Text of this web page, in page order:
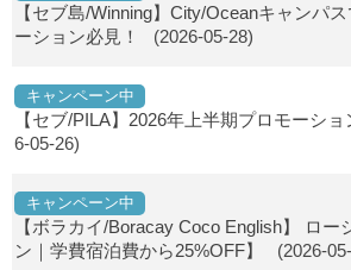
【セブ島/Winning】City/Oceanキャンパ
ーション必見！
(2026-05-28)
キャンペーン中
【セブ/PILA】2026年上半期プロモーショ
6-05-26)
キャンペーン中
【ボラカイ/Boracay Coco English】 ロー
ン｜学費宿泊費から25%OFF】
(2026-